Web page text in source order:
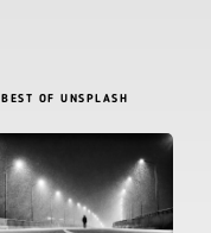
BEST OF UNSPLASH